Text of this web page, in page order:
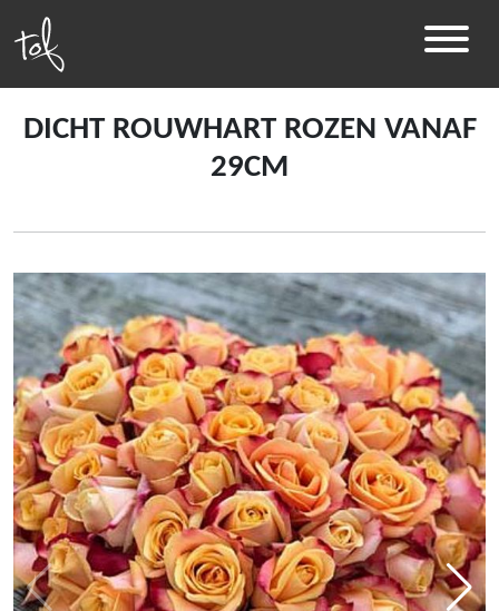
DICHT ROUWHART ROZEN VANAF
29CM